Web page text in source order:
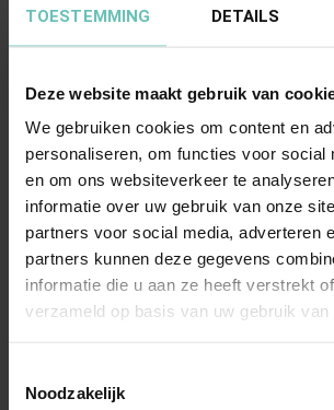
TOESTEMMING DETAILS
Deze website maakt gebruik van
We gebruiken cookies om content en
personaliseren, om functies voor social
en om ons websiteverkeer te
informatie over uw gebruik van onze
partners voor social media, adverteren
partners kunnen deze gegevens
informatie die u aan ze heeft verstrekt
verzameld op basis van uw gebruik
Noodzakelijk
29 MEI 2020
Uitspraak Hoge Raad:
(ECLI:NL:HR:2020:954, 29 mei 2020,
Pre-pack. Vervolg op HR 17 april
ECLI:NL:HR:2020:753. Uitleg richtlijn